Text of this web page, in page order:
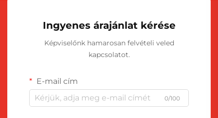
Ingyenes árajánlat kérése
Képviselőnk hamarosan felvételi veled
kapcsolatot.
E-mail cím
0/100